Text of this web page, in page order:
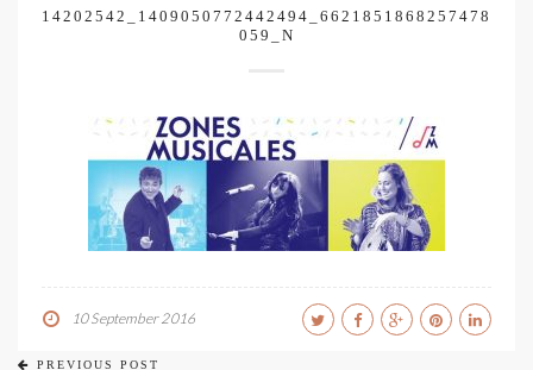
14202542_1409050772442494_6621851868257478
059_N
10 September 2016
PREVIOUS POST